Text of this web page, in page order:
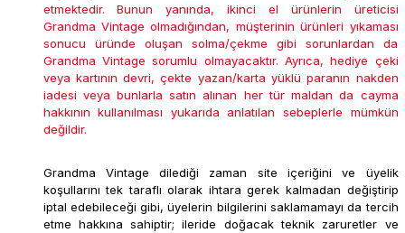
etmektedir. Bunun yanında, ikinci el ürünlerin üreticisi
Grandma Vintage olmadığından, müşterinin ürünleri yıkaması
sonucu üründe oluşan solma/çekme gibi sorunlardan da
Grandma Vintage sorumlu olmayacaktır. Ayrıca, hediye çeki
veya kartının devri, çekte yazan/karta yüklü paranın nakden
iadesi veya bunlarla satın alınan her tür maldan da cayma
hakkının kullanılması yukarıda anlatılan sebeplerle mümkün
değildir.
Grandma Vintage dilediği zaman site içeriğini ve üyelik
koşullarını tek taraflı olarak ihtara gerek kalmadan değiştirip
iptal edebileceği gibi, üyelerin bilgilerini saklamamayı da tercih
etme hakkına sahiptir; ileride doğacak teknik zaruretler ve